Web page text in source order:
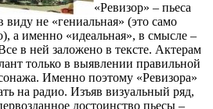
«Ревизор» – пьеса
не «гениальная» (это само
а именно «идеальная», в смысле –
в ней заложено в тексте. Актерам
только в выявлении правильной
Именно поэтому «Ревизора»
на радио. Изъяв визуальный ряд,
достоинство пьесы –